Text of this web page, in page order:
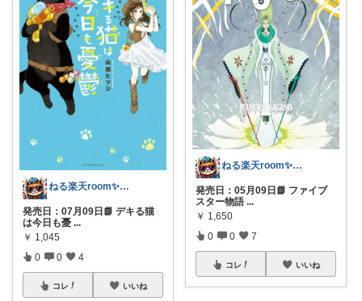
ねる楽天room✨お買い物マラソンや✨
発売日：07月09日📗 デキる猫
は今日も憂 ...
￥ 1,045
0 0 4
コレ いいね
ねる楽天room✨お買い物マラソンや✨
発売日：05月09日📗 ファイブ
スター物語 ...
￥ 1,650
0 0 7
コレ いいね